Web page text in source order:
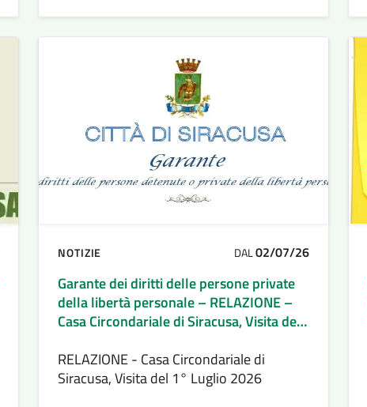
NOTIZIE DAL02/07/26
Garante dei diritti delle persone private
della libertà personale – RELAZIONE –
Casa Circondariale di Siracusa, Visita del
RELAZIONE - Casa Circondariale di
Siracusa, Visita del 1° Luglio 2026